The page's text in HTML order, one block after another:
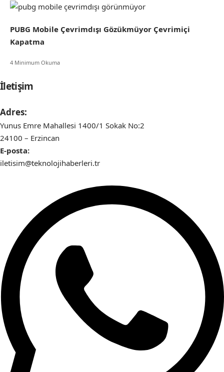
PUBG Mobile Çevrimdışı Gözükmüyor Çevrimiçi
Kapatma
4 Minimum Okuma
İletişim
Adres:
Yunus Emre Mahallesi 1400/1 Sokak No:2
24100 – Erzincan
E-posta:
iletisim@teknolojihaberleri.tr